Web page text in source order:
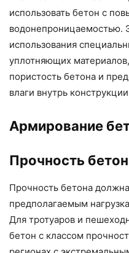
использовать бетон с
водонепроницаемостью.
использования
уплотняющих
пористость бетона и
влаги внутрь
Армирование
Прочность
Прочность бетона
предполагаемым
Для тротуаров и
бетон с классом